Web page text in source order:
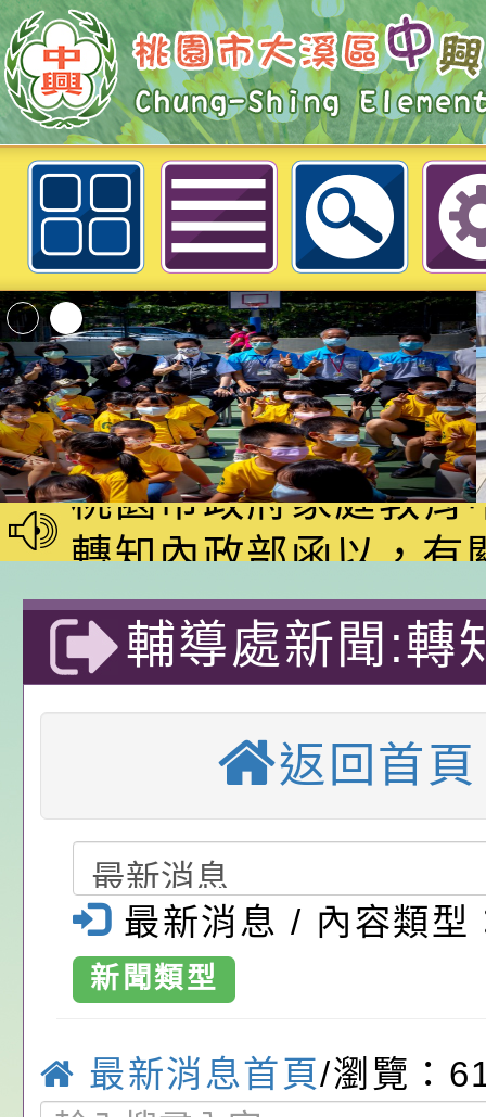
轉知:凡斯焉，線上遊戲e起來防制
大溪區中興國民小學
「2026桃園市孔廟
動—儒門初開 智慧
桃園市政府家庭教育
家8月課程資訊」、
電影營」、「祖孫樂
「愛『原原』不絕-
樂會」、「邁向下一
列講座及成長團體
轉知內政部函以，有
員會函釋公務員留職
赴陸應申請許可一案
中興國民小學115學
期第1次第7-9招代課
甄選公告
本校「115學年度國
校課程計畫」核定一
轉知教育部國民及學
辦理「115年度教育
前教育署辦理性別平
置課程與教學人才庫
畫」一案， 請教師
請，請查照。
公告:桃園市政府腸
施問答集
轉知:桃園市交通局
減碳存摺2.0」全民
桃園市政府家庭教
年度祖孫樂淘桃－祖
祝活動」海報電子檔
關（構）、學校、民
轉知有關銓敘部建置
員退休所得重審後實
亦可利用
「2026桃園市孔廟
家8月課程資訊」、
轉知內政部函以，有
輔導處新聞:轉
焉，線上遊戲
制私菸活動-桃
區中興國民小
育國小
返回首頁
最新消息 / 內容類型
新聞類型
最新消息首頁/瀏覽：